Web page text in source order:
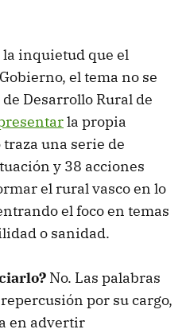
la inquietud que el
el tema no se
Desarrollo Rural de
la propia
una serie de
y 38 acciones
el rural vasco en lo
el foco en temas
o sanidad.
No. Las palabras
por su cargo,
en advertir